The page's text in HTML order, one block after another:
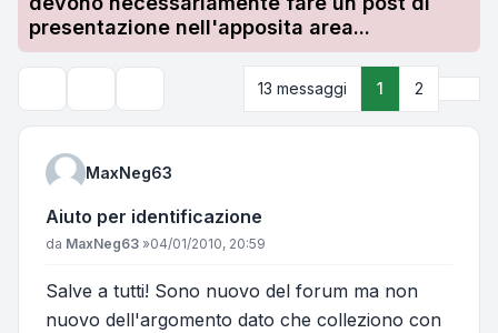
presentazione nell'apposita area...
13 messaggi 1 2
MaxNeg63
Aiuto per identificazione
Messaggio
da MaxNeg63 »04/01/2010, 20:59
Salve a tutti! Sono nuovo del forum ma non
nuovo dell'argomento dato che colleziono con